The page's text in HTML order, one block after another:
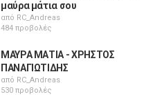
μαύρα μάτια σου
από RC_Andreas
484 προβολές
ΜΑΥΡΑ ΜΑΤΙΑ - ΧΡΗΣΤΟΣ
ΠΑΝΑΓΙΩΤΙΔΗΣ
από RC_Andreas
530 προβολές